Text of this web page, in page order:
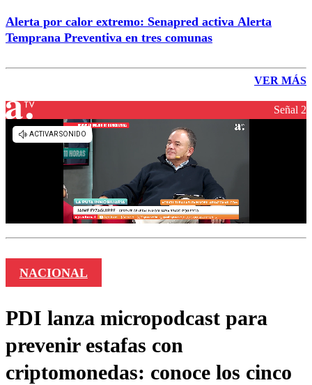
Alerta por calor extremo: Senapred activa Alerta
Temprana Preventiva en tres comunas
VER MÁS
Señal 2
NACIONAL
PDI lanza micropodcast para
prevenir estafas con
criptomonedas: conoce los cinco